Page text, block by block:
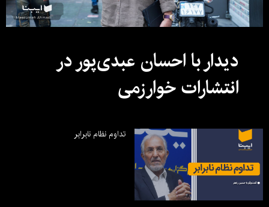
دیدار با احسان عبدی‌پور در
انتشارات خوارزمی
تداوم نظام نابرابر